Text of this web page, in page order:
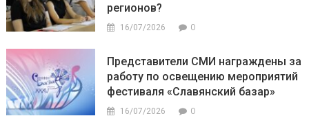
регионов?
16/07/2026 0
Представители СМИ награждены за
работу по освещению мероприятий
фестиваля «Славянский базар»
16/07/2026 0